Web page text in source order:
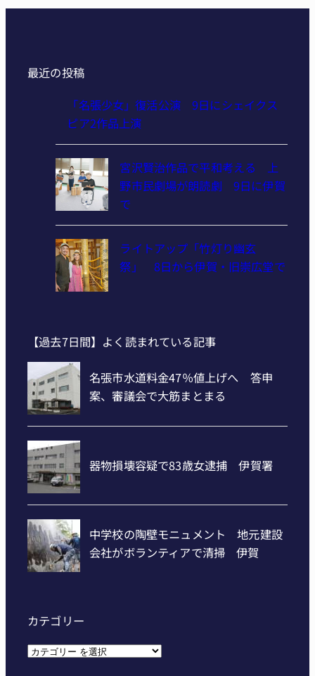
最近の投稿
「名張少女」復活公演 9日にシ
ェイクスピア2作品上演
宮沢賢治作品で平和考える 上
野市民劇場が朗読劇 9日に伊賀
で
ライトアップ「竹灯り幽玄
【過去7日間】よく読まれている記事